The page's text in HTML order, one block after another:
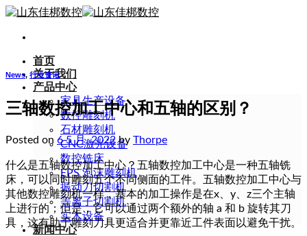
Skip
content
首页
关于我们
产品中心
家具生产设备
数控雕刻机
石材雕刻机
CNC激光设备
数控铣床
EPS 泡沫雕刻机
振动刀切割机
等离子切割机
实木设备
新闻中心
News, 行业资讯
三轴数控加工中心和五轴的区别？
Posted on 6 5 月, 2022by Thorpe
什么是五轴数控加工中心？五轴数控加工中心是一种五轴铣
床，可以同时雕刻五个不同侧面的工件。五轴数控加工中心与
其他数控雕刻机一样，基本的加工操作是在x、y、z三个主轴
上进行的；但是，它可以通过两个额外的轴 a 和 b 旋转其刀
具，这有助于雕刻刀具更适合并更靠近工件表面以避免干扰。